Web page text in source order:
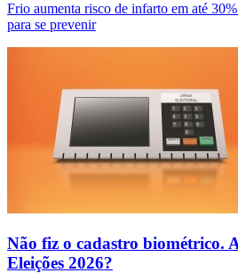
Frio aumenta risco de infarto em até
para se prevenir
Não fiz o cadastro biométrico.
Eleições 2026?